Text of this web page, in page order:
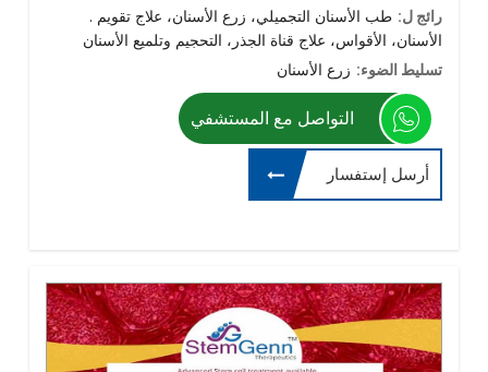
رائج ل:
. طب الأسنان التجميلي، زرع الأسنان، علاج تقويم
الأسنان، الأقواس، علاج قناة الجذر، التحجيم وتلميع الأسنان
تسليط الضوء: زرع الأسنان
التواصل مع المستشفي
أرسل إستفسار